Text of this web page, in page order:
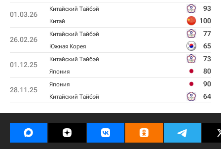
01.03.26
Китайский Тайбэй 93
Китай 100
26.02.26
Китайский Тайбэй 77
Южная Корея 65
01.12.25
Китайский Тайбэй 73
Япония 80
28.11.25
Япония 90
Китайский Тайбэй 64